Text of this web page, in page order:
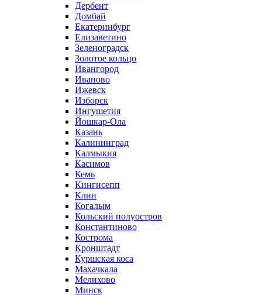
Дербент
Домбай
Екатеринбург
Елизаветино
Зеленоградск
Золотое кольцо
Ивангород
Иваново
Ижевск
Изборск
Ингушетия
Йошкар-Ола
Казань
Калининград
Калмыкия
Касимов
Кемь
Кингисепп
Клин
Когалым
Кольский полуостров
Константиново
Кострома
Кронштадт
Куршская коса
Махачкала
Мелихово
Минск